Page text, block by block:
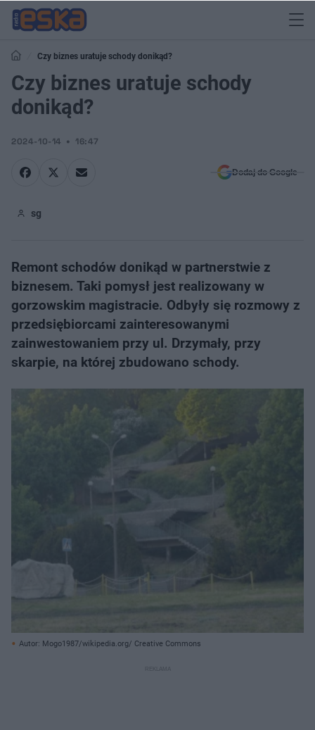
Czy biznes uratuje schody donikąd?
Czy biznes uratuje schody
donikąd?
2024-10-14 16:47
Dodaj do Google
sg
Remont schodów donikąd w partnerstwie z
biznesem. Taki pomysł jest realizowany w
gorzowskim magistracie. Odbyły się rozmowy z
przedsiębiorcami zainteresowanymi
zainwestowaniem przy ul. Drzymały, przy
skarpie, na której zbudowano schody.
Autor: Mogo1987/wikipedia.org/ Creative Commons